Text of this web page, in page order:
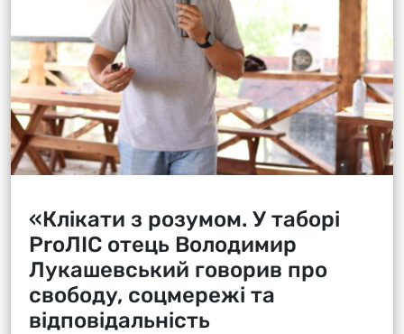
«Клікати з розумом. У таборі
ProЛІС отець Володимир
Лукашевський говорив про
свободу, соцмережі та
відповідальність